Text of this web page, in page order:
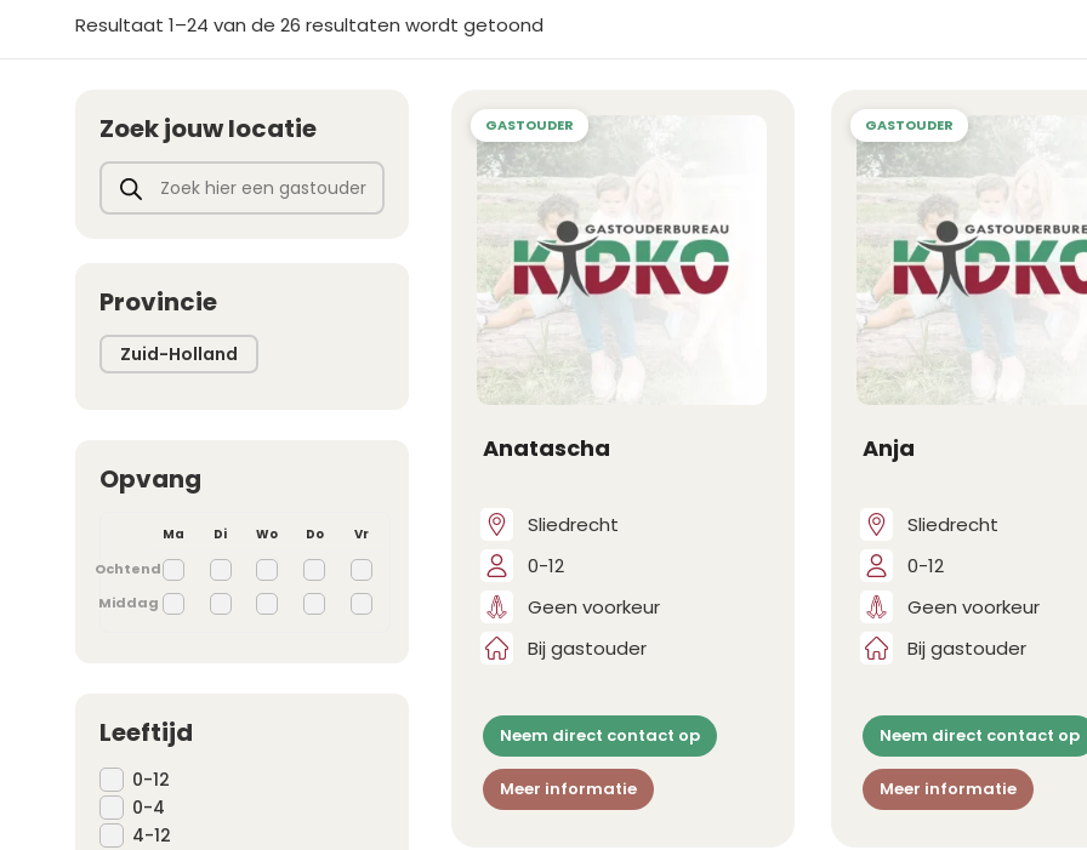
Resultaat 1–24 van de 26 resultaten wordt getoond
Anatascha
Sliedrecht
0-12
Geen voorkeur
Bij gastouder
Neem direct contact op
Meer informatie
Anja
Sliedrecht
0-12
Geen voorkeur
Bij gastouder
Neem direct contact op
Meer informatie
Zoek jouw locatie
Producten zoeken
Provincie
Zuid-Holland
Opvang
Ma Di Wo Do Vr
Ochtend
Middag
Leeftijd
0-12
0-4
4-12